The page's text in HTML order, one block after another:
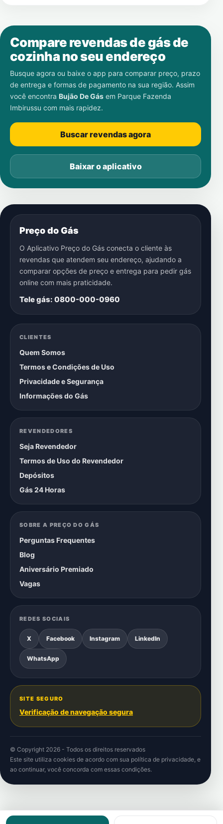
Compare revendas de gás de
cozinha no seu endereço
Busque agora ou baixe o app para comparar preço, prazo
de entrega e formas de pagamento na sua região. Assim
você encontra Bujão De Gás em Parque Fazenda
Imbirussu com mais rapidez.
Buscar revendas agora
Baixar o aplicativo
Preço do Gás
O Aplicativo Preço do Gás conecta o cliente às
revendas que atendem seu endereço, ajudando a
comparar opções de preço e entrega para pedir gás
online com mais praticidade.
Tele gás: 0800-000-0960
CLIENTES
Quem Somos
Termos e Condições de Uso
Privacidade e Segurança
Informações do Gás
REVENDEDORES
Seja Revendedor
Termos de Uso do Revendedor
Depósitos
Gás 24 Horas
SOBRE A PREÇO DO GÁS
Perguntas Frequentes
Blog
Aniversário Premiado
Vagas
REDES SOCIAIS
X Facebook Instagram LinkedIn
WhatsApp
SITE SEGURO
Verificação de navegação segura
© Copyright 2026 - Todos os direitos reservados
Este site utiliza cookies de acordo com sua política de privacidade, e
ao continuar, você concorda com essas condições.